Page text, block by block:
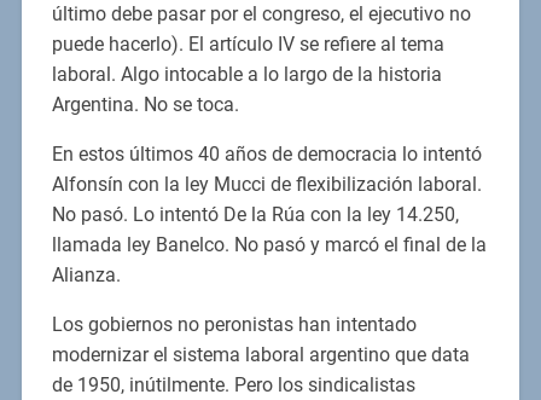
último debe pasar por el congreso, el ejecutivo no
puede hacerlo). El artículo IV se refiere al tema
laboral. Algo intocable a lo largo de la historia
Argentina. No se toca.
En estos últimos 40 años de democracia lo intentó
Alfonsín con la ley Mucci de flexibilización laboral.
No pasó. Lo intentó De la Rúa con la ley 14.250,
llamada ley Banelco. No pasó y marcó el final de la
Alianza.
Los gobiernos no peronistas han intentado
modernizar el sistema laboral argentino que data
de 1950, inútilmente. Pero los sindicalistas